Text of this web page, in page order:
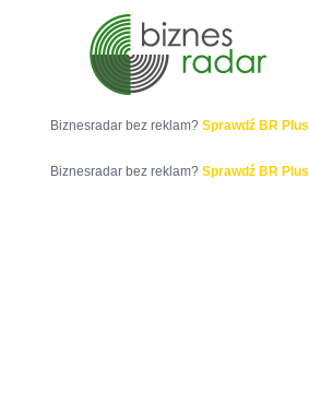
Biznesradar bez reklam? Sprawdź BR Plus
Biznesradar bez reklam? Sprawdź BR Plus